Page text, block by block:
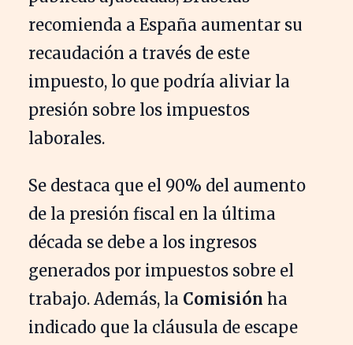
recomienda a España aumentar su
recaudación a través de este
impuesto, lo que podría aliviar la
presión sobre los impuestos
laborales.
Se destaca que el 90% del aumento
de la presión fiscal en la última
década se debe a los ingresos
generados por impuestos sobre el
trabajo. Además, la Comisión ha
indicado que la cláusula de escape